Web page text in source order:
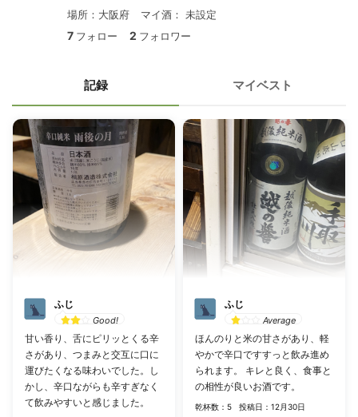
場所：大阪府
マイ酒： 未設定
7 フォロー 2 フォロワー
記録 マイベスト
ふじ
Good!
甘い香り、舌にピリッとくる辛
さがあり、つまみと交互に口に
運びたくなる味わいでした。し
かし、辛口ながらも辛すぎなく
て飲みやすいと感じました。
ふじ
Average
ほんのりと米の甘さがあり、軽
やかで辛口ですすっと飲み進め
られます。 キレと良く、食事と
の相性が良いお酒です。
乾杯数：5 投稿日：12月30日